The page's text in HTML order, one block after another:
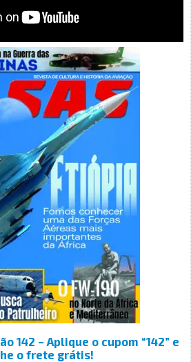
142 – Aplique o cupom “142” e
o frete grátis!